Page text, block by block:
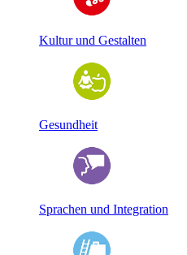
Kultur und Gestalten
Gesundheit
Sprachen und Integration